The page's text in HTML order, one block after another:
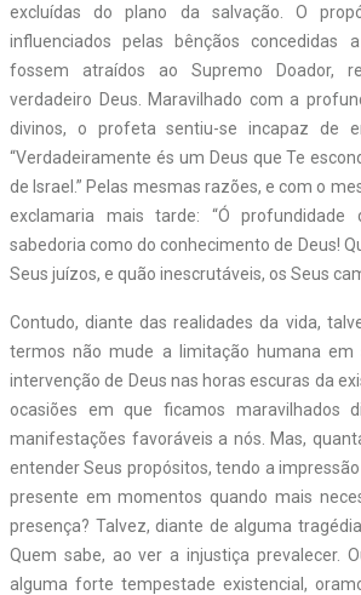
excluídas do plano da salvação. O
influenciados pelas bênçãos concedidas
fossem atraídos ao Supremo Doador,
verdadeiro Deus. Maravilhado com a
divinos, o profeta sentiu-se incapaz de
“Verdadeiramente és um Deus que Te
de Israel.” Pelas mesmas razões, e com o
exclamaria mais tarde: “Ó
sabedoria como do conhecimento de Deus!
Seus juízos, e quão inescrutáveis, os Seus
Contudo, diante das realidades da vida,
termos não mude a limitação humana em
intervenção de Deus nas horas escuras da
ocasiões em que ficamos maravilhados
manifestações favoráveis a nós. Mas,
entender Seus propósitos, tendo a
presente em momentos quando mais
presença? Talvez, diante de alguma
Quem sabe, ao ver a injustiça prevalecer.
alguma forte tempestade existencial,